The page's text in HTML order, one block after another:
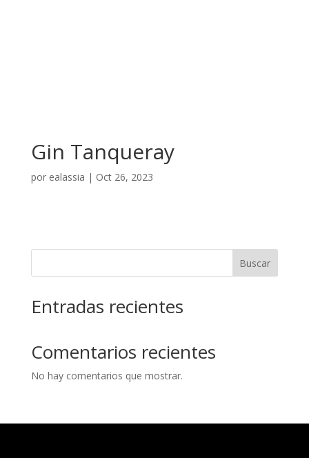
Gin Tanqueray
por ealassia | Oct 26, 2023
Buscar
Entradas recientes
Comentarios recientes
No hay comentarios que mostrar.